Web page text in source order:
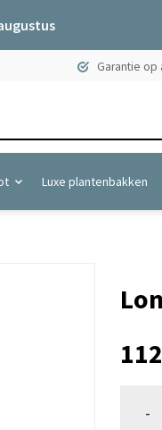
Garantie op
Luxe plantenbakken
-